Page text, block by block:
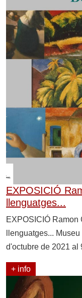
EXPOSICIÓ
llenguatges...
EXPOSICIÓ
llenguatges...
d'octubre de 2021 al
+ info